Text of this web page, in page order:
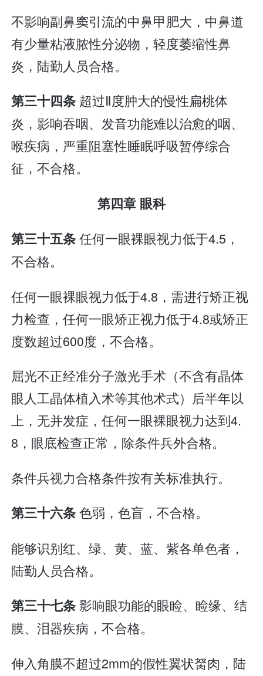
不影响副鼻窦引流的中鼻甲肥大，中鼻道
有少量粘液脓性分泌物，轻度萎缩性鼻
炎，陆勤人员合格。
第三十四条 超过Ⅱ度肿大的慢性扁桃体
炎，影响吞咽、发音功能难以治愈的咽、
喉疾病，严重阻塞性睡眠呼吸暂停综合
征，不合格。
第四章 眼科
第三十五条任何一眼裸眼视力低于4.5，
不合格。
任何一眼裸眼视力低于4.8，需进行矫正视
力检查，任何一眼矫正视力低于4.8或矫正
度数超过600度，不合格。
屈光不正经准分子激光手术（不含有晶体
眼人工晶体植入术等其他术式）后半年以
上，无并发症，任何一眼裸眼视力达到4.
8，眼底检查正常，除条件兵外合格。
条件兵视力合格条件按有关标准执行。
第三十六条色弱，色盲，不合格。
能够识别红、绿、黄、蓝、紫各单色者，
陆勤人员合格。
第三十七条影响眼功能的眼睑、睑缘、结
膜、泪器疾病，不合格。
伸入角膜不超过2mm的假性翼状胬肉，陆